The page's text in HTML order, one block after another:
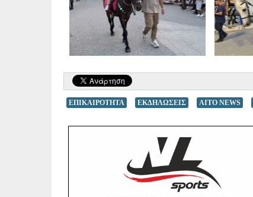
ΕΠΙΚΑΙΡΟΤΗΤΑ ΕΚΔΗΛΩΣΕΙΣ AITO NEWS